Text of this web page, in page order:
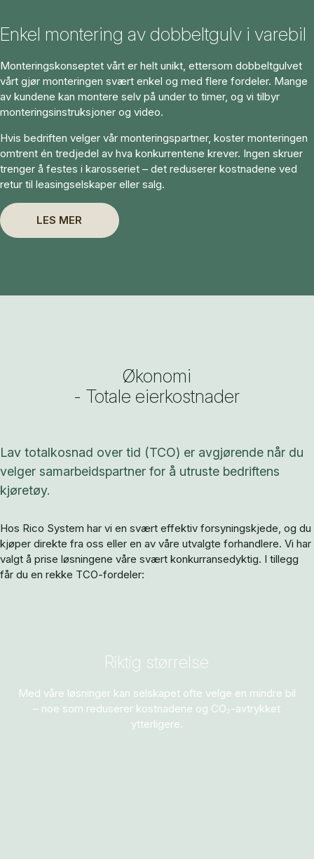
Enkel montering av dobbeltgulv i varebil
Monteringskonseptet vårt er helt unikt, ettersom dobbeltgulvet
vårt gjør monteringen svært enkel og med flere fordeler. Mange
av kundene kan montere selv på under to timer, og vi tilbyr
monteringsinstruksjoner og video.
Hvis bedriften velger vår monteringspartner, koster monteringen
omtrent én tredjedel av hva konkurrentene krever. Ingen skruer
trenger å festes i karosseriet – det reduserer kostnadene ved
retur til leasingselskaper eller salg.
LES MER
Økonomi
- Totale eierkostnader
Lav totalkosnad over tid (TCO) er avgjørende når du
velger samarbeidspartner for å utruste bedriftens
kjøretøy.
Hos Rico System har vi en svært effektiv forsyningskjede, og du
kjøper direkte fra oss eller en av våre utvalgte forhandlere. Vi har
valgt å prise løsningene våre svært konkurransedyktig. I tillegg
får du en rekke TCO-fordeler:
Riktig størrelse
Med våre løsninger kan selskapet ofte velge en mindre bil
– noe som reduserer kostnadene og CO₂-avtrykket
ytterligere.